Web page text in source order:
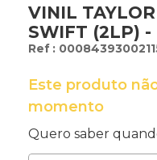
VINIL
SWIFT (2LP)
:
Este produto
momento
Quero saber